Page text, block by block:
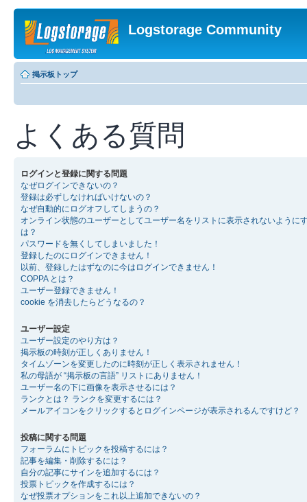
Logstorage Community
掲示板トップ
よくある質問
ログインと登録に関する問題
なぜログインできないの？
登録は必ずしなければいけないの？
なぜ自動的にログオフしてしまうの？
オンライン状態のユーザーとしてユーザー名をリストに表示されないように
は？
パスワードを無くしてしまいました！
登録したのにログインできません！
以前、登録したはずなのに今はログインできません！
COPPA とは？
ユーザー登録できません！
cookie を消去したらどうなるの？
ユーザー設定
ユーザー設定のやり方は？
掲示板の時刻が正しくありません！
タイムゾーンを変更したのに時刻が正しく表示されません！
私の母語が “掲示板の言語” リストにありません！
ユーザー名の下に画像を表示させるには？
ランクとは？ ランクを変更するには？
メールアイコンをクリックするとログインページが表示されるんですけど？
投稿に関する問題
フォーラムにトピックを投稿するには？
記事を編集・削除するには？
自分の記事にサインを追加するには？
投票トピックを作成するには？
なぜ投票オプションをこれ以上追加できないの？